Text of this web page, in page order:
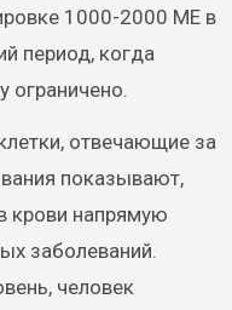
1000-2000 ME в
период, когда
ограничено.
отвечающие за
показывают,
крови напрямую
заболеваний.
человек